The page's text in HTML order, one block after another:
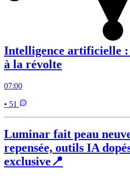
Intelligence artificielle :
à la révolte
07:00
• 51
Luminar fait peau
repensée, outils IA
exclusive📍